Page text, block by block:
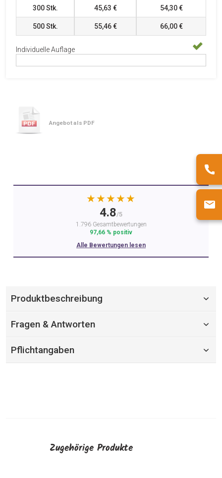
300Stk. 45,63 € 54,30 €
500Stk. 55,46 € 66,00 €
Individuelle Auflage
Angebot als PDF
★★★★★
4.8/5
1.796 Gesamtbewertungen
97,66 % positiv
Alle Bewertungen lesen
Produktbeschreibung
Fragen & Antworten
Pflichtangaben
Zugehörige Produkte